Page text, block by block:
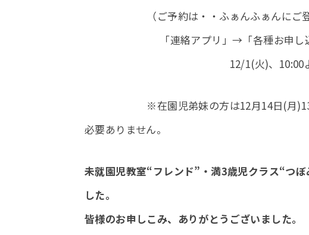
（ご予約は・・ふぁんふぁんにご登録
「連絡アプリ」→「各種お申し込み」
12/1(火)、10:00よりご予約の
※在園児弟妹の方は12月14日(月)13:15
必要ありません。
未就園児教室“フレンド”・満3歳児クラス“つ
した。
皆様のお申しこみ、ありがとうございました。